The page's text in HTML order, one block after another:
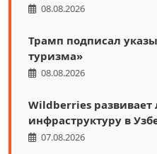
08.08.2026
Трамп подписал
туризма»
08.08.2026
Wildberries развивает
инфраструктуру в
07.08.2026